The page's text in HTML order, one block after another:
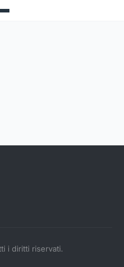
i diritti riservati.